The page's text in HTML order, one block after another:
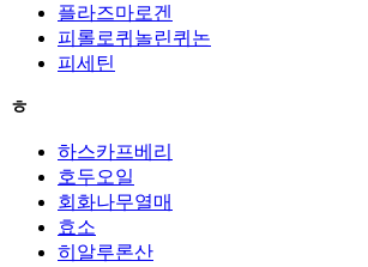
플라즈마로겐
피롤로퀴놀린퀴논
피세틴
ㅎ
하스카프베리
호두오일
회화나무열매
효소
히알루론산